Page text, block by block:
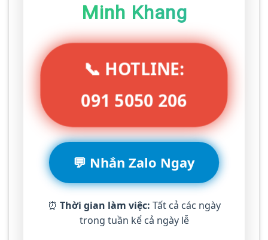
Minh Khang
📞 HOTLINE:
091 5050 206
💬 Nhắn Zalo Ngay
⏰ Thời gian làm việc: Tất cả các ngày
trong tuần kể cả ngày lễ